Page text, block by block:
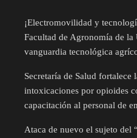
¡Electromovilidad y
Facultad de Agronomía de la
vanguardia tecnológica
Secretaría de Salud fortalece
intoxicaciones por opioides
capacitación al personal de
Ataca de nuevo el sujeto del